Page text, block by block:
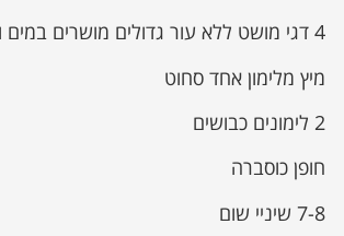
4 דגי מושט ללא עור גדולים מושרים במים ומעט לימון
מיץ מלימון אחד סחוט
2 לימונים כבושים
חופן כוסברה
7-8 שיניי שום